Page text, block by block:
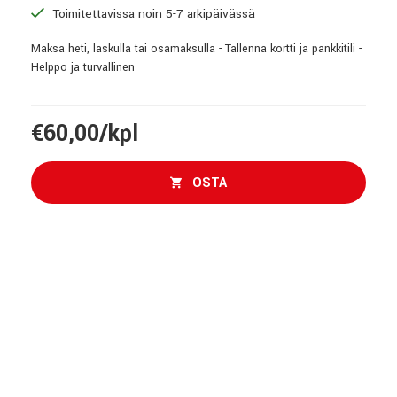
Toimitettavissa noin 5-7 arkipäivässä
Maksa heti, laskulla tai osamaksulla - Tallenna kortti ja pankkitili -
Helppo ja turvallinen
€60,00/kpl
OSTA